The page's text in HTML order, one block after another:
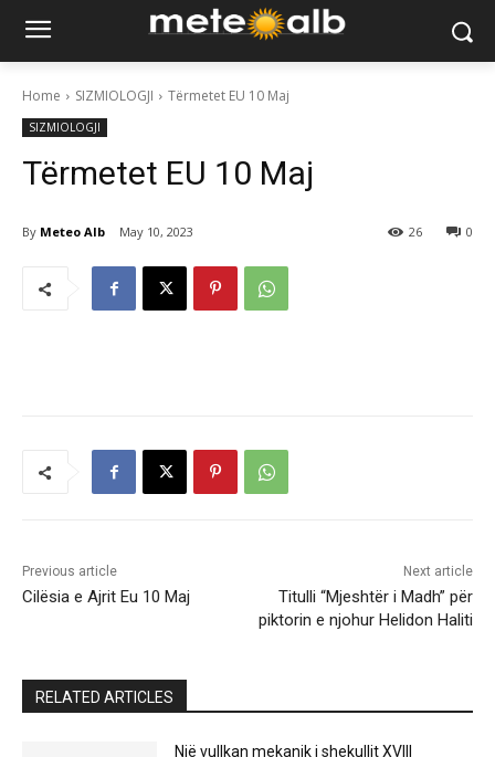
Home SIZMIOLOGJI Tërmetet EU 10 Maj
SIZMIOLOGJI
Tërmetet EU 10 Maj
By Meteo Alb May 10, 2023 0
26
Previous article
Cilësia e Ajrit Eu 10 Maj
Next article
Titulli “Mjeshtër i Madh” për
piktorin e njohur Helidon Haliti
RELATED ARTICLES
Një vullkan mekanik i shekullit XVIII